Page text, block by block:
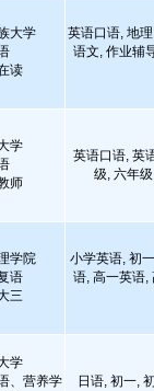
大学
读
英语口语, 地
语文, 作业辅
学
师
英语口语, 英
级, 六年
学院
语
三
小学英语, 初
语, 高一英语,
学
、营养学
日语, 初一,